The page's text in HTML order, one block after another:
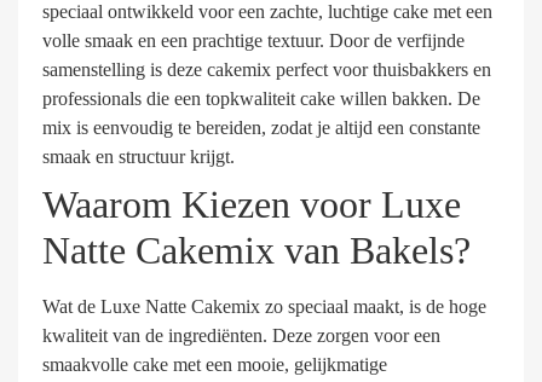
speciaal ontwikkeld voor een zachte, luchtige cake met een
volle smaak en een prachtige textuur. Door de verfijnde
samenstelling is deze cakemix perfect voor thuisbakkers en
professionals die een topkwaliteit cake willen bakken. De
mix is eenvoudig te bereiden, zodat je altijd een constante
smaak en structuur krijgt.
Waarom Kiezen voor Luxe
Natte Cakemix van Bakels?
Wat de Luxe Natte Cakemix zo speciaal maakt, is de hoge
kwaliteit van de ingrediënten. Deze zorgen voor een
smaakvolle cake met een mooie, gelijkmatige